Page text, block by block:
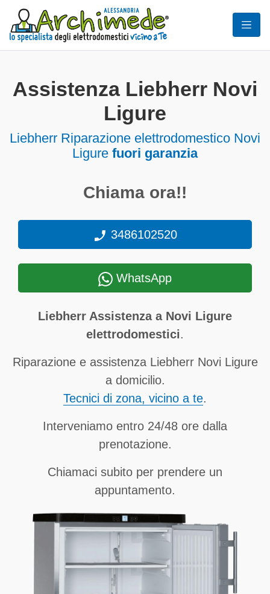
Assistenza Liebherr Novi
Ligure
Liebherr Riparazione elettrodomestico Novi
Ligure fuori garanzia
Chiama ora!!
3486102520
WhatsApp
Liebherr Assistenza a Novi Ligure
elettrodomestici.
Riparazione e assistenza Liebherr Novi Ligure
a domicilio.
Tecnici di zona, vicino a te.
Interveniamo entro 24/48 ore dalla
prenotazione.
Chiamaci subito per prendere un
appuntamento.